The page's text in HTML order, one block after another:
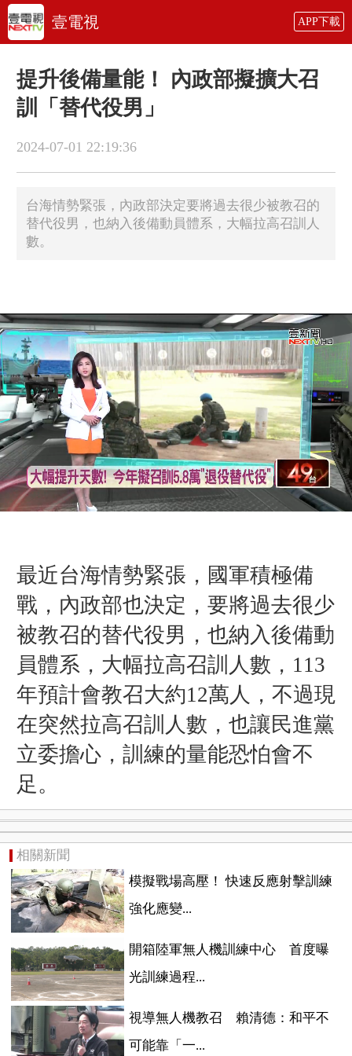
壹電視 APP下載
提升後備量能！ 內政部擬擴大召
訓「替代役男」
2024-07-01 22:19:36
台海情勢緊張，內政部決定要將過去很少被教召的
替代役男，也納入後備動員體系，大幅拉高召訓人
數。
最近台海情勢緊張，國軍積極備
戰，內政部也決定，要將過去很少
被教召的替代役男，也納入後備動
員體系，大幅拉高召訓人數，113
年預計會教召大約12萬人，不過現
在突然拉高召訓人數，也讓民進黨
立委擔心，訓練的量能恐怕會不
足。
相關新聞
模擬戰場高壓！ 快速反應射擊訓練
強化應變...
開箱陸軍無人機訓練中心 首度曝
光訓練過程...
視導無人機教召 賴清德：和平不
可能靠「一...